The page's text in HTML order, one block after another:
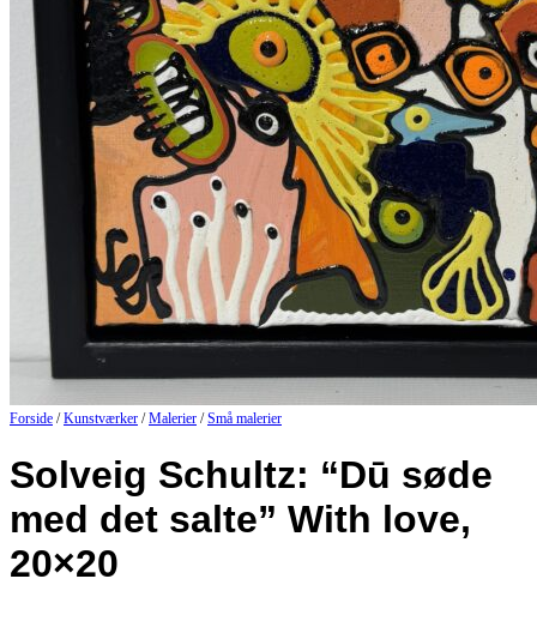
Forside / Kunstværker / Malerier / Små malerier
Solveig Schultz: “Dū søde
med det salte” With love,
20×20